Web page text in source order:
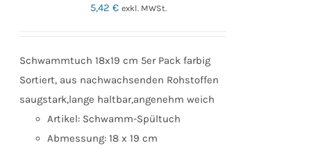
5,42€ exkl. MWSt.
Schwammtuch 18x19 cm 5er Pack farbig
Sortiert, aus nachwachsenden Rohstoffen
saugstark,lange haltbar,angenehm weich
Artikel: Schwamm-Spültuch
Abmessung: 18 x 19 cm